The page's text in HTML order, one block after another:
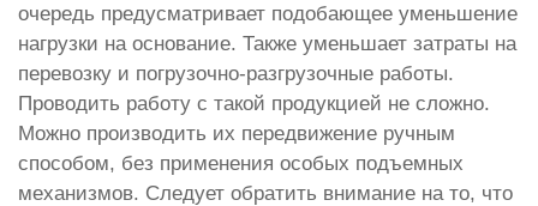
очередь предусматривает подобающее уменьшение
нагрузки на основание. Также уменьшает затраты на
перевозку и погрузочно-разгрузочные работы.
Проводить работу с такой продукцией не сложно.
Можно производить их передвижение ручным
способом, без применения особых подъемных
механизмов. Следует обратить внимание на то, что